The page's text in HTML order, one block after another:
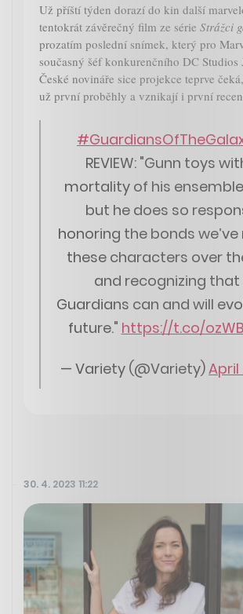
Už příští týden dorazí do kin další
tentokrát závěrečný film ze série Strážci
prozatím poslední snímek, který pro
současný šéf konkurenčního DC Studios
České novináře sice projekce teprve
už první proběhly a vznikají i první
REVIEW: "Gunn toys
mortality of his
but he does so
honoring the bonds
these characters over
and recognizing
Guardians can and will
future." https://t.co/
— Variety (@Variety)April
30. 4. 2023 11:22